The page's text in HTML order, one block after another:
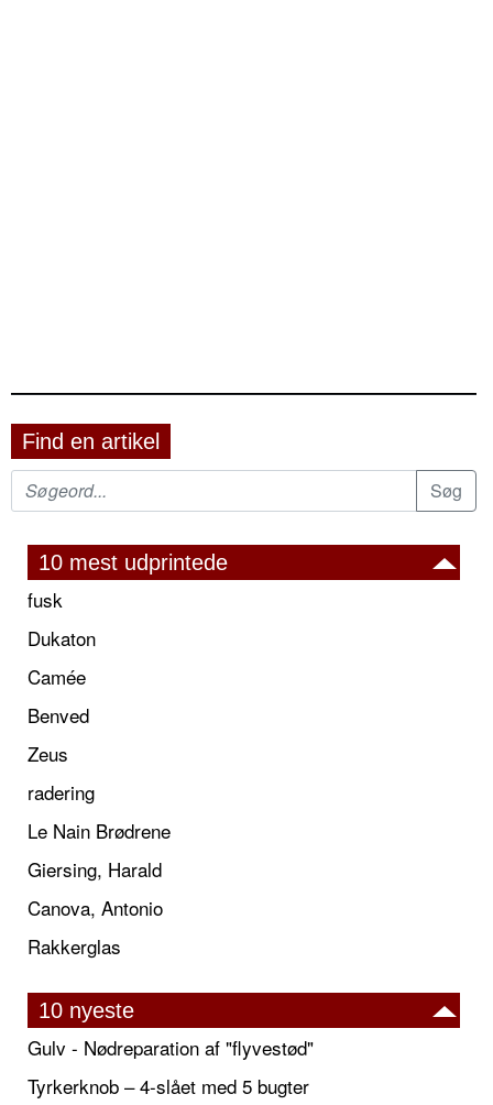
Find en artikel
10 mest udprintede
fusk
Dukaton
Camée
Benved
Zeus
radering
Le Nain Brødrene
Giersing, Harald
Canova, Antonio
Rakkerglas
10 nyeste
Gulv - Nødreparation af "flyvestød"
Tyrkerknob – 4-slået med 5 bugter